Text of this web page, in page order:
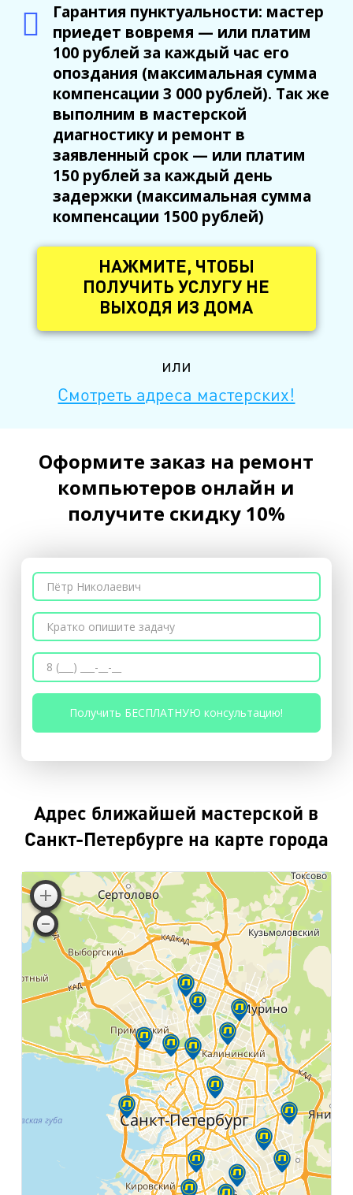
Гарантия пунктуальности: мастер
приедет вовремя — или платим
100 рублей за каждый час его
опоздания (максимальная сумма
компенсации 3 000 рублей). Так же
выполним в мастерской
диагностику и ремонт в
заявленный срок — или платим
150 рублей за каждый день
задержки (максимальная сумма
компенсации 1500 рублей)
НАЖМИТЕ, ЧТОБЫ
ПОЛУЧИТЬ УСЛУГУ НЕ
ВЫХОДЯ ИЗ ДОМА
или
Смотреть адреса мастерских!
Оформите заказ на ремонт
компьютеров онлайн и
получите скидку 10%
Адрес ближайшей мастерской в
Санкт-Петербурге на карте города